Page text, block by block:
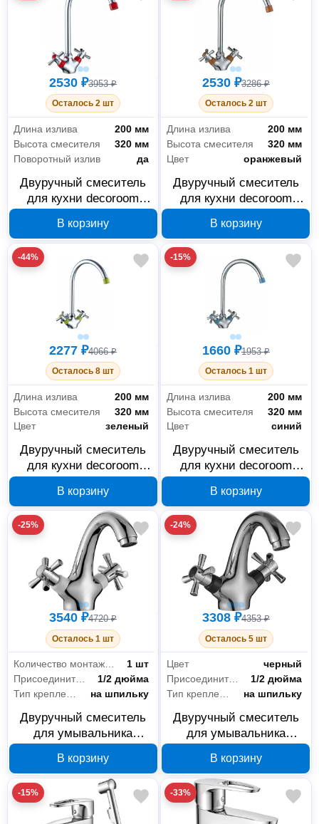
2530 ₽3953 ₽
Осталось 2 шт
Длина излива
200 мм
Высота смесителя
320 мм
Поворотный излив
да
Двуручный смеситель
для кухни decoroom
поворотным изливом
В корзину
2530 ₽3286 ₽
Осталось 2 шт
Длина излива
200 мм
Высота смесителя
320 мм
Цвет
оранжевый
Двуручный смеситель
для кухни decoroom
высоким поворотным
изливом
В корзину
-44%
2277 ₽4066 ₽
Осталось 8 шт
Длина излива
200 мм
Высота смесителя
320 мм
Цвет
зеленый
Двуручный смеситель
для кухни decoroom
высоким поворотным
изливом
В корзину
-15%
1660 ₽1953 ₽
Осталось 1 шт
Длина излива
200 мм
Высота смесителя
320 мм
Цвет
синий
Двуручный смеситель
для кухни decoroom
высоким поворотным
изливом
В корзину
-25%
3540 ₽4720 ₽
Осталось 1 шт
Количество монтажных отверстий
1 шт
Присоединительный размер
1/2 дюйма
на шпильку
Двуручный смеситель
для умывальника
White монолитный
В корзину
-24%
3308 ₽4353 ₽
Осталось 5 шт
Цвет
черный
Присоединительный размер
1/2 дюйма
на шпильку
Двуручный смеситель
для умывальника
Black монолитный
В корзину
-15% -33%